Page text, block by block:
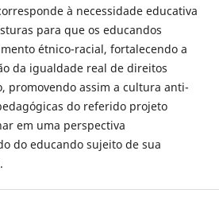
à necessidade educativa
para que os educandos
étnico-racial, fortalecendo a
da igualdade real de direitos
promovendo assim a cultura anti-
do referido projeto
em uma perspectiva
do educando sujeito de sua